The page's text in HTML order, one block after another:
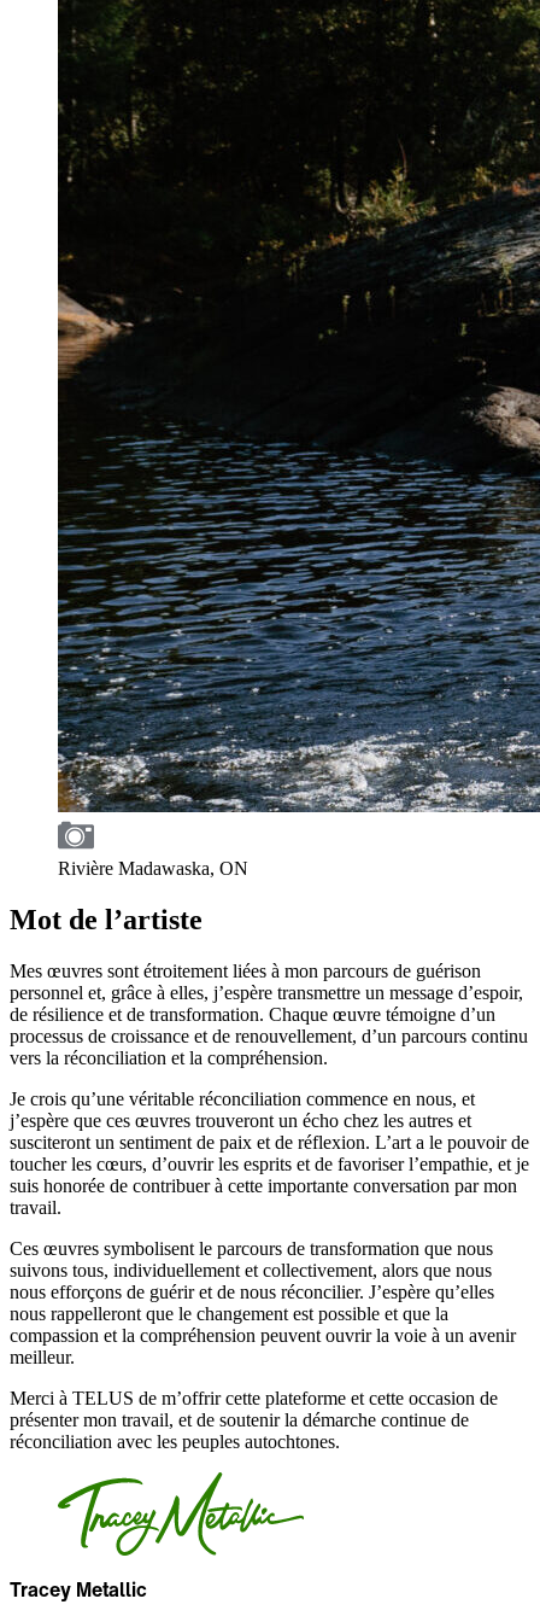
Rivière Madawaska, ON
Mot de l’artiste
Mes œuvres sont étroitement liées à mon parcours de guérison
personnel et, grâce à elles, j’espère transmettre un message d’espoir,
de résilience et de transformation. Chaque œuvre témoigne d’un
processus de croissance et de renouvellement, d’un parcours continu
vers la réconciliation et la compréhension.
Je crois qu’une véritable réconciliation commence en nous, et
j’espère que ces œuvres trouveront un écho chez les autres et
susciteront un sentiment de paix et de réflexion. L’art a le pouvoir de
toucher les cœurs, d’ouvrir les esprits et de favoriser l’empathie, et je
suis honorée de contribuer à cette importante conversation par mon
travail.
Ces œuvres symbolisent le parcours de transformation que nous
suivons tous, individuellement et collectivement, alors que nous
nous efforçons de guérir et de nous réconcilier. J’espère qu’elles
nous rappelleront que le changement est possible et que la
compassion et la compréhension peuvent ouvrir la voie à un avenir
meilleur.
Merci à TELUS de m’offrir cette plateforme et cette occasion de
présenter mon travail, et de soutenir la démarche continue de
réconciliation avec les peuples autochtones.
Tracey Metallic